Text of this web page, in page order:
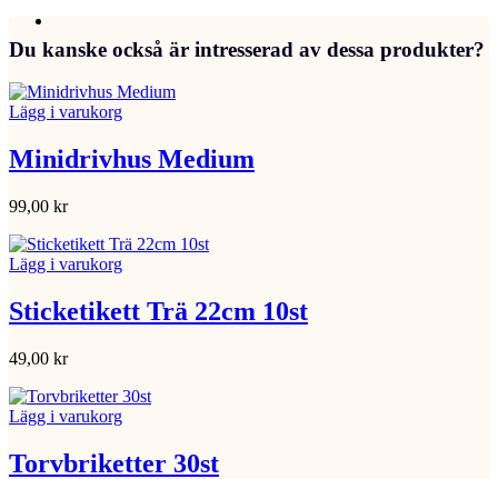
Du kanske också är intresserad av dessa produkter?
Lägg i varukorg
Minidrivhus Medium
99,00 kr
Lägg i varukorg
Sticketikett Trä 22cm 10st
49,00 kr
Lägg i varukorg
Torvbriketter 30st